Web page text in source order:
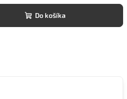
Do košíka